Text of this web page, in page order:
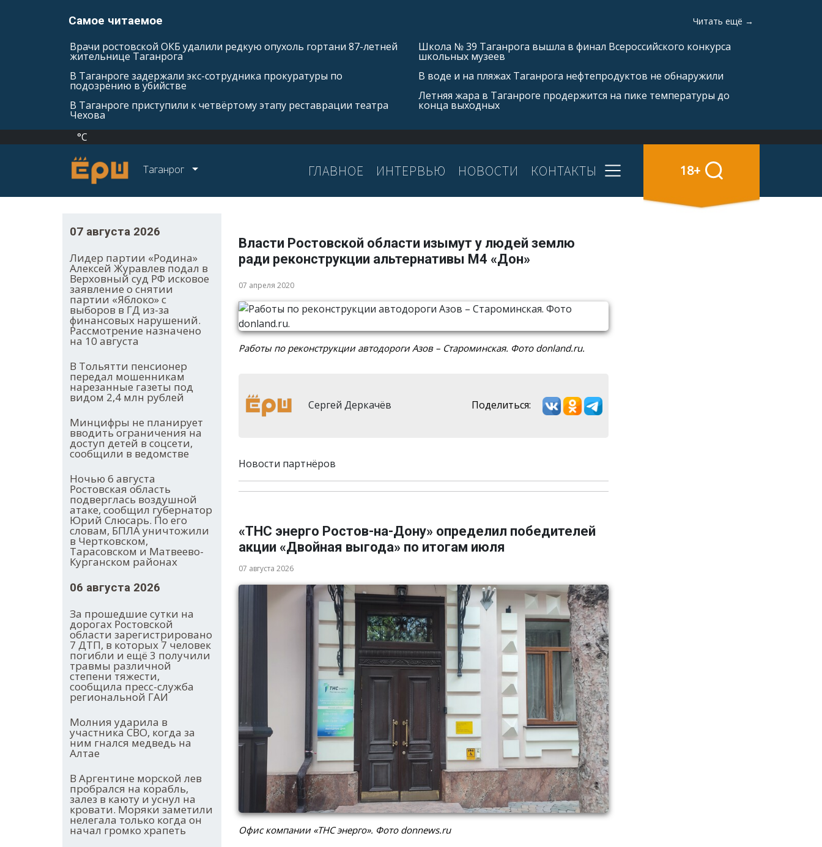
Самое читаемое Читать ещё →
Врачи ростовской ОКБ удалили редкую опухоль гортани 87-летней
жительнице Таганрога
В Таганроге задержали экс-сотрудника прокуратуры по
подозрению в убийстве
В Таганроге приступили к четвёртому этапу реставрации театра
Чехова
Школа № 39 Таганрога вышла в финал Всероссийского конкурса
школьных музеев
В воде и на пляжах Таганрога нефтепродуктов не обнаружили
Летняя жара в Таганроге продержится на пике температуры до
конца выходных
°C
Таганрог ГЛАВНОЕ ИНТЕРВЬЮ НОВОСТИ КОНТАКТЫ 18+
07 августа 2026
Лидер партии «Родина»
Алексей Журавлев подал в
Верховный суд РФ исковое
заявление о снятии
партии «Яблоко» с
выборов в ГД из-за
финансовых нарушений.
Рассмотрение назначено
на 10 августа
В Тольятти пенсионер
передал мошенникам
нарезанные газеты под
видом 2,4 млн рублей
Минцифры не планирует
вводить ограничения на
доступ детей в соцсети,
сообщили в ведомстве
Ночью 6 августа
Ростовская область
подверглась воздушной
атаке, сообщил губернатор
Юрий Слюсарь. По его
словам, БПЛА уничтожили
в Чертковском,
Тарасовском и Матвеево-
Курганском районах
06 августа 2026
За прошедшие сутки на
дорогах Ростовской
области зарегистрировано
7 ДТП, в которых 7 человек
погибли и ещё 3 получили
травмы различной
степени тяжести,
сообщила пресс-служба
региональной ГАИ
Молния ударила в
участника СВО, когда за
ним гнался медведь на
Алтае
В Аргентине морской лев
пробрался на корабль,
залез в каюту и уснул на
кровати. Моряки заметили
нелегала только когда он
начал громко храпеть
Власти Ростовской области изымут у людей землю
ради реконструкции альтернативы М4 «Дон»
07 апреля 2020
Работы по реконструкции автодороги Азов – Староминская. Фото donland.ru.
Сергей Деркачёв Поделиться:
Новости партнёров
«ТНС энерго Ростов-на-Дону» определил победителей
акции «Двойная выгода» по итогам июля
07 августа 2026
Офис компании «ТНС энерго». Фото donnews.ru